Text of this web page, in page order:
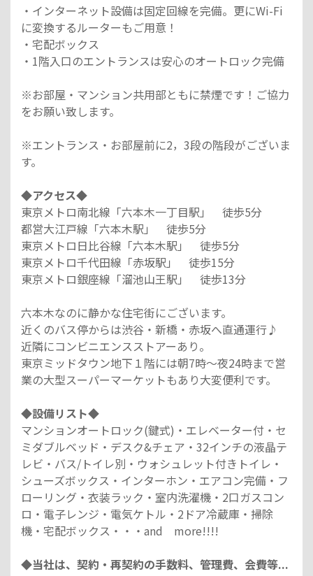
・インターネット設備は固定回線を完備。更にWi-Fi
に変換するルーターもご用意！
・宅配ボックス
・1階入口のエントランスは安心のオートロック完備
※お部屋・マンション共用部ともに禁煙です！ご協力
をお願い致します。
※エントランス・お部屋前に2，3段の階段がございま
す。
◆アクセス◆
東京メトロ南北線「六本木一丁目駅」 徒歩5分
都営大江戸線「六本木駅」 徒歩5分
東京メトロ日比谷線「六本木駅」 徒歩5分
東京メトロ千代田線「赤坂駅」 徒歩15分
東京メトロ銀座線「溜池山王駅」 徒歩13分
六本木なのに静かな住宅街にございます。
近くのバス停からは渋谷・新橋・赤坂へ直通運行♪
近隣にコンビニエンスストアーあり。
東京ミッドタウン地下１階には朝7時～夜24時まで営
業の大型スーパーマーケットもあり大変便利です。
◆設備リスト◆
マンションオートロック(鍵式)・エレベーター付・セ
ミダブルベッド・デスク&チェア・32インチの液晶テ
レビ・バス/トイレ別・ウォシュレット付きトイレ・
シューズボックス・インターホン・エアコン完備・フ
ローリング・衣装ラック・室内洗濯機・2口ガスコン
ロ・電子レンジ・電気ケトル・2ドア冷蔵庫・掃除
機・宅配ボックス・・・and more!!!!
◆当社は、契約・再契約の手数料、管理費、会費等...